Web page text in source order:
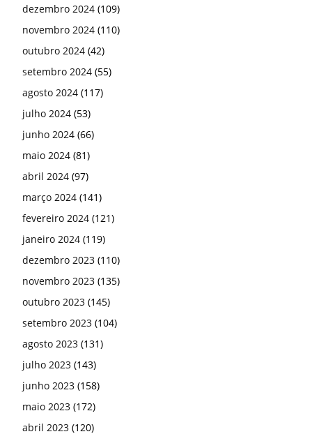
dezembro 2024 (109)
novembro 2024 (110)
outubro 2024 (42)
setembro 2024 (55)
agosto 2024 (117)
julho 2024 (53)
junho 2024 (66)
maio 2024 (81)
abril 2024 (97)
março 2024 (141)
fevereiro 2024 (121)
janeiro 2024 (119)
dezembro 2023 (110)
novembro 2023 (135)
outubro 2023 (145)
setembro 2023 (104)
agosto 2023 (131)
julho 2023 (143)
junho 2023 (158)
maio 2023 (172)
abril 2023 (120)